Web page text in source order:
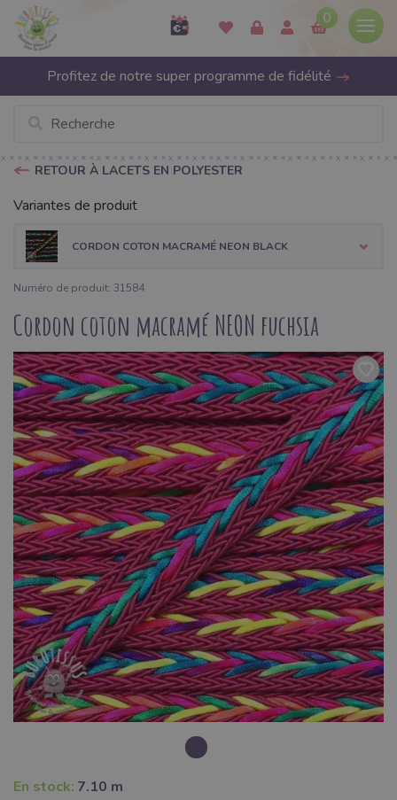
0
Profitez de notre super programme de fidélité
RETOUR À LACETS EN POLYESTER
Variantes de produit
CORDON COTON MACRAMÉ NEON BLACK
Numéro de produit: 31584
Cordon coton macramé NEON fuchsia
En stock: 7.10 m